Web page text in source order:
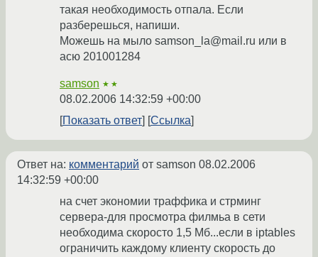
такая необходимость отпала. Если
разберешься, напиши.
Можешь на мыло samson_la@mail.ru или в
асю 201001284
samson ★★
08.02.2006 14:32:59 +00:00
Показать ответ
Ссылка
Ответ на: комментарий от samson 08.02.2006
14:32:59 +00:00
на счет экономии траффика и стрминг
сервера-для просмотра филмьа в сети
необходима скоросто 1,5 Мб...если в iptables
ограничить каждому клиенту скорость до